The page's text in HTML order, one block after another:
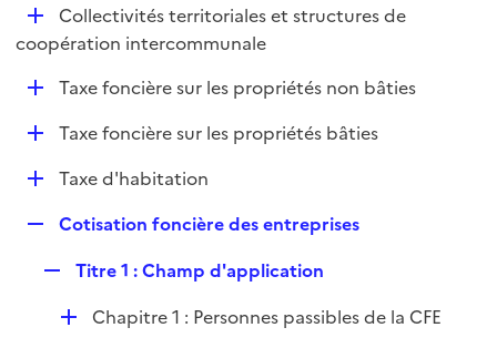
p
l
i
e
r
D
é
Collectivités territoriales et structures de
coopération intercommunale
DTaxe foncière sur les propriétés non bâties
D
e
Taxe foncière sur les propriétés bâties
D
p
Taxe d'habitation
p
Cotisation foncière des entreprises
p
Titre 1 : Champ d'application
DChapitre 1 : Personnes passibles de la CFE